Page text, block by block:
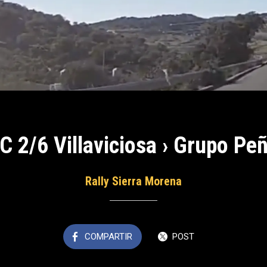
2/6 Villaviciosa › Grupo
Rally Sierra Morena
COMPARTIR POST